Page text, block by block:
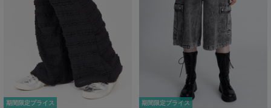
期間限定プライス 期間限定プライス